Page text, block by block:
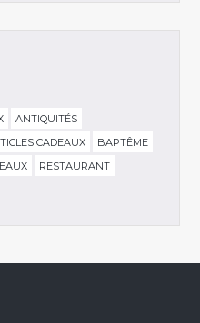
ANTIQUITÉS
CADEAUX
BAPTÊME
RESTAURANT